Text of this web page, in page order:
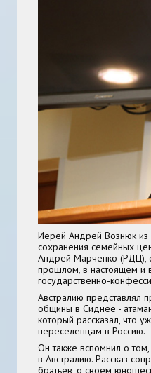
Иерей Андрей Вознюк из
сохранения семейных
Андрей Марченко (РДЦ),
прошлом, в настоящем и
государственно-
Австралию представлял
общины в Сиднее -
который рассказал, что
переселенцам в Россию.
Он также вспомнил о
в Австралию. Рассказ
братьев, о своем